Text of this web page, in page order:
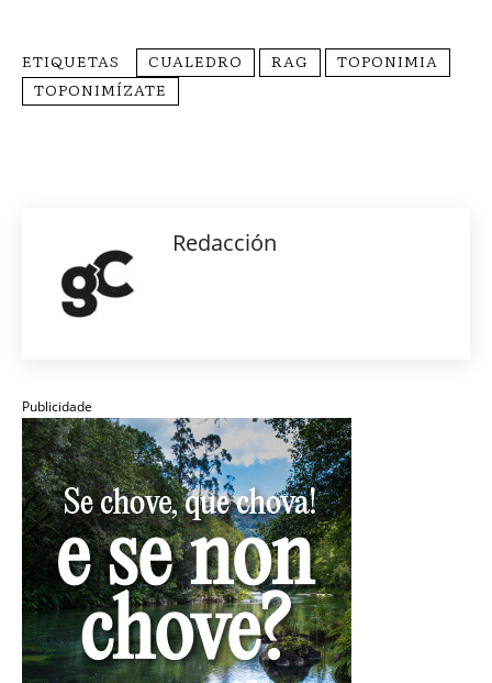
ETIQUETAS CUALEDRO RAG
TOPONIMIA
TOPONIMÍZATE
Redacción
Publicidade